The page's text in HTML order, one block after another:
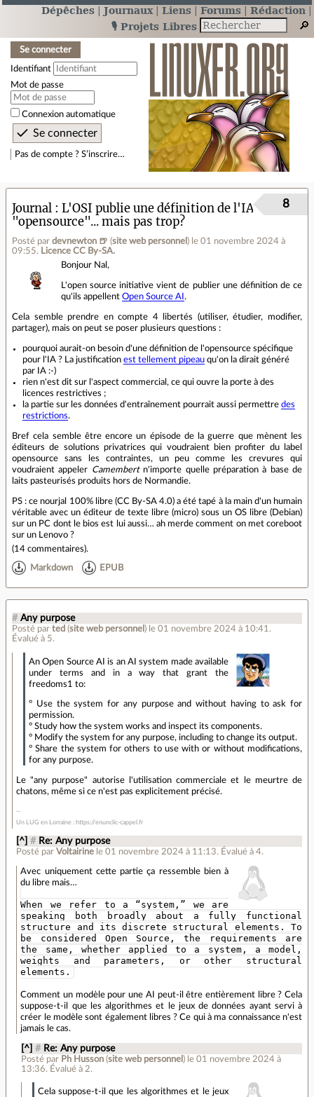
Dépêches Journaux Liens Forums
Rédaction
🎙️ Projets Libres
Se connecter
Identifiant
Mot de passe
Connexion automatique
Pas de compte ? S’inscrire…
Journal
L'OSI publie une définition de l'IA
"opensource"... mais pas trop?
Posté par devnewton 🍺 (site web personnel ) le 01 novembre 2024 à
09:55. Licence CC By‑SA.
8
Bonjour Nal,
L'open source initiative vient de publier une définition de ce
qu'ils appellent Open Source AI .
Cela semble prendre en compte 4 libertés (utiliser, étudier, modifier,
partager), mais on peut se poser plusieurs questions :
pourquoi aurait-on besoin d'une définition de l'opensource spécifique
pour l'IA ? La justification est tellement pipeau qu'on la dirait généré
par IA :-)
rien n'est dit sur l'aspect commercial, ce qui ouvre la porte à des
licences restrictives ;
la partie sur les données d'entraînement pourrait aussi permettre des
restrictions.
Bref cela semble être encore un épisode de la guerre que mènent les
éditeurs de solutions privatrices qui voudraient bien profiter du label
opensource sans les contraintes, un peu comme les crevures qui
voudraient appeler Camembertn'importe quelle préparation à base de
laits pasteurisés produits hors de Normandie.
PS : ce nourjal 100% libre (CC By‑SA 4.0) a été tapé à la main d'un humain
véritable avec un éditeur de texte libre (micro) sous un OS libre (Debian)
sur un PC dont le bios est lui aussi… ah merde comment on met coreboot
sur un Lenovo ?
(14 commentaires).
Markdown EPUB
# Any purpose
Posté par ted (site web personnel ) le 01 novembre 2024 à 10:41 .
Évalué à 5.
An Open Source AI is an AI system made available
under terms and in a way that grant the
freedoms1 to:
° Use the system for any purpose and without having to ask for
permission.
° Study how the system works and inspect its components.
° Modify the system for any purpose, including to change its output.
° Share the system for others to use with or without modifications,
for any purpose.
Le "any purpose" autorise l'utilisation commerciale et le meurtre de
chatons, même si ce n'est pas explicitement précisé.
Un LUG en Lorraine : https://enunclic-cappel.fr
[^] # Re: Any purpose
Posté parVoltairine le 01 novembre 2024 à 11:13. Évalué à4.
Avec uniquement cette partie ça ressemble bien à
du libre mais…
When we refer to a “system,” we are
speaking both broadly about a fully functional
structure and its discrete structural elements. To
be considered Open Source, the requirements are
the same, whether applied to a system, a model,
weights and parameters, or other structural
elements.
Comment un modèle pour une AI peut-il être entièrement libre ? Cela
suppose-t-il que les algorithmes et le jeux de données ayant servi à
créer le modèle sont également libres ? Ce qui à ma connaissance n'est
jamais le cas.
[^] # Re: Any purpose
Posté par Ph Husson(site web personnel ) le 01 novembre 2024 à
13:36. Évalué à 2.
Cela suppose-t-il que les algorithmes et le jeux